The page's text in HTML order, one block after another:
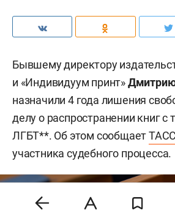
Бывшему директору
и «Индивидуум принт»
назначили 4 года лишения
делу о распространении книг с
ЛГБТ**. Об этом сообщаетТАСС
участника судебного процесса.